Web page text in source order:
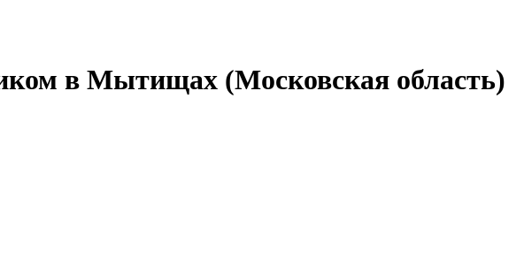
в Мытищах (Московская область)